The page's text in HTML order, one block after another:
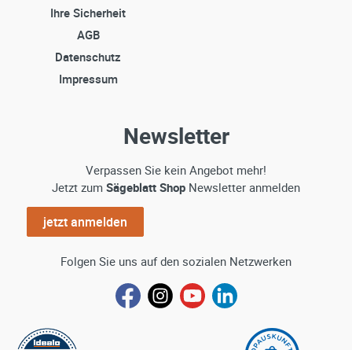
Ihre Sicherheit
AGB
Datenschutz
Impressum
Newsletter
Verpassen Sie kein Angebot mehr!
Jetzt zum Sägeblatt Shop Newsletter anmelden
jetzt anmelden
Folgen Sie uns auf den sozialen Netzwerken